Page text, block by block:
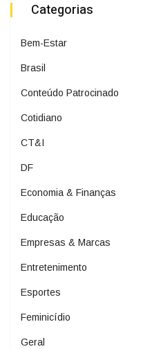
Categorias
Bem-Estar
Brasil
Conteúdo Patrocinado
Cotidiano
CT&I
DF
Economia & Finanças
Educação
Empresas & Marcas
Entretenimento
Esportes
Feminicídio
Geral